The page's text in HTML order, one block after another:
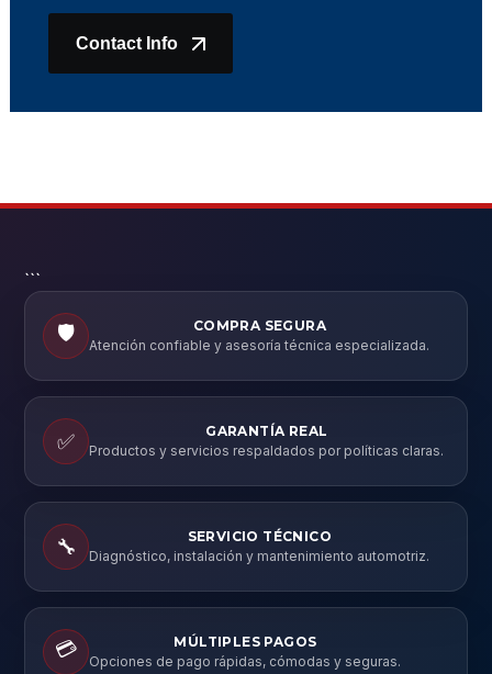
Contact Info
```
🛡️
COMPRA SEGURA
Atención confiable y asesoría técnica especializada.
✅
GARANTÍA REAL
Productos y servicios respaldados por políticas claras.
🔧
SERVICIO TÉCNICO
Diagnóstico, instalación y mantenimiento automotriz.
💳
MÚLTIPLES PAGOS
Opciones de pago rápidas, cómodas y seguras.